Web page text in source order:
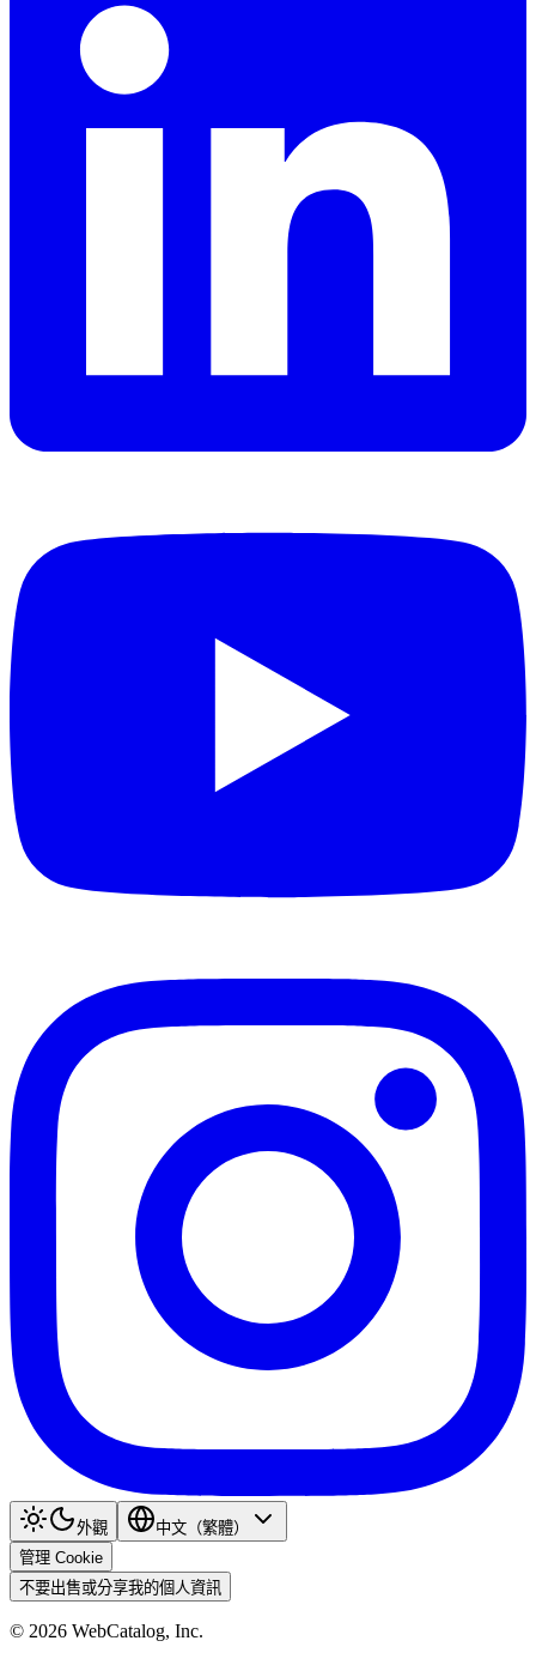
外觀
中文（繁體）
管理 Cookie
不要出售或分享我的個人資訊
© 2026 WebCatalog, Inc.